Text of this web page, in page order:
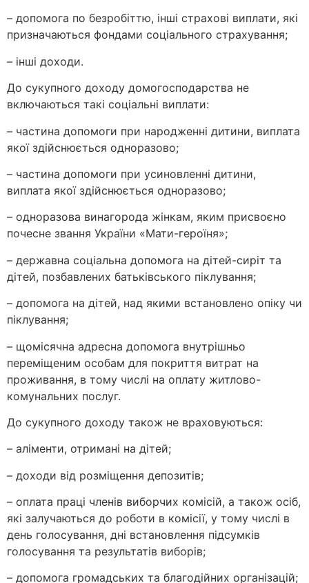
– допомога по безробіттю, інші страхові виплати, які
призначаються фондами соціального страхування;
– інші доходи.
До сукупного доходу домогосподарства не
включаються такі соціальні виплати:
– частина допомоги при народженні дитини, виплата
якої здійснюється одноразово;
– частина допомоги при усиновленні дитини,
виплата якої здійснюється одноразово;
– одноразова винагорода жінкам, яким присвоєно
почесне звання України «Мати-героїня»;
– державна соціальна допомога на дітей-сиріт та
дітей, позбавлених батьківського піклування;
– допомога на дітей, над якими встановлено опіку чи
піклування;
– щомісячна адресна допомога внутрішньо
переміщеним особам для покриття витрат на
проживання, в тому числі на оплату житлово-
комунальних послуг.
До сукупного доходу також не враховуються:
– аліменти, отримані на дітей;
– доходи від розміщення депозитів;
– оплата праці членів виборчих комісій, а також осіб,
які залучаються до роботи в комісії, у тому числі в
день голосування, дні встановлення підсумків
голосування та результатів виборів;
– допомога громадських та благодійних організацій;